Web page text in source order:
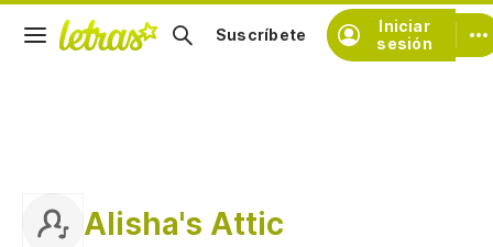
Iniciar
sesión
Suscríbete
Alisha's Attic